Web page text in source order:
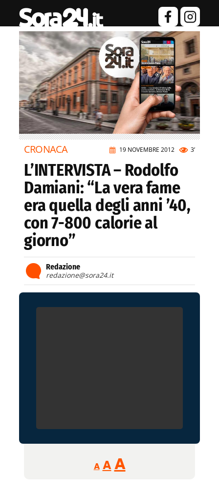
19 NOVEMBRE 2012 3’
CRONACA
L’INTERVISTA – Rodolfo
Damiani: “La vera fame
era quella degli anni ’40,
con 7-800 calorie al
giorno”
Redazione
redazione@sora24.it
A
Reducir
tamaño
A Restablecer
AAumentar